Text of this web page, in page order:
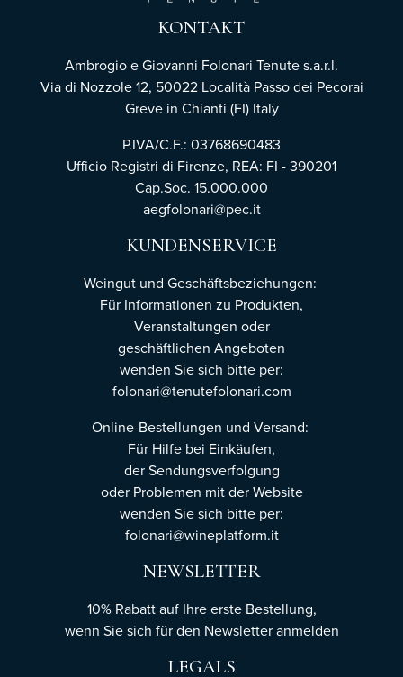
KONTAKT
Ambrogio e Giovanni Folonari Tenute s.a.r.l.
Via di Nozzole 12, 50022 Località Passo dei Pecorai
Greve in Chianti (FI) Italy
P.IVA/C.F.: 03768690483
Ufficio Registri di Firenze, REA: FI - 390201
Cap.Soc. 15.000.000
aegfolonari@pec.it
KUNDENSERVICE
Weingut und Geschäftsbeziehungen:
Für Informationen zu Produkten,
Veranstaltungen oder
geschäftlichen Angeboten
wenden Sie sich bitte per:
folonari@tenutefolonari.com
Online-Bestellungen und Versand:
Für Hilfe bei Einkäufen,
der Sendungsverfolgung
oder Problemen mit der Website
wenden Sie sich bitte per:
folonari@wineplatform.it
NEWSLETTER
10% Rabatt auf Ihre erste Bestellung,
wenn Sie sich für den Newsletteranmelden
LEGALS